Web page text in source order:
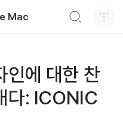
Mac
인에 대한 찬
다: ICONIC